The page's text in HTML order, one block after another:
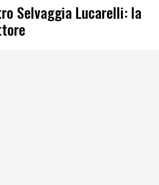
Selvaggia Lucarelli: la